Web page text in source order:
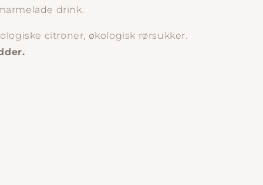
drink.
citroner, økologisk rørsukker.